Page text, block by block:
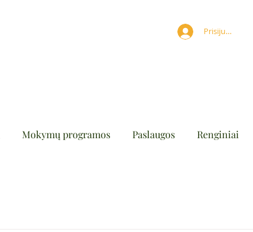
Prisijungti
Mokymų programos Paslaugos Renginiai